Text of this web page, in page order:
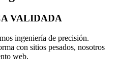
VALIDADA
ingeniería de precisión.
con sitios pesados, nosotros
web.